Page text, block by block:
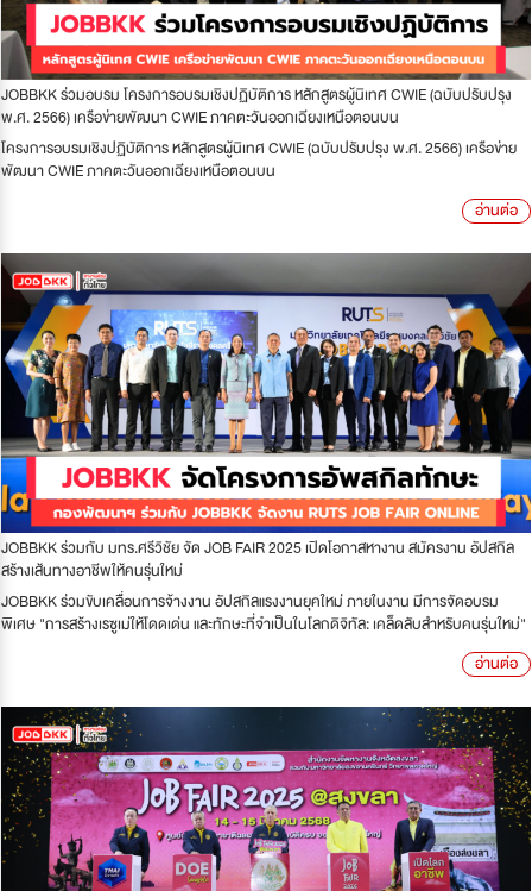
JOBBKK ร่วมอบรม โครงการอบรมเชิงปฏิบัติการ หลักสูตรผู้นิเทศ CWIE (ฉบับปรับปรุง
พ.ศ. 2566) เครือข่ายพัฒนา CWIE ภาคตะวันออกเฉียงเหนือตอนบน
โครงการอบรมเชิงปฏิบัติการ หลักสูตรผู้นิเทศ CWIE (ฉบับปรับปรุง พ.ศ. 2566) เครือข่าย
พัฒนา CWIE ภาคตะวันออกเฉียงเหนือตอนบน
อ่านต่อ
JOBBKK ร่วมกับ มทร.ศรีวิชัย จัด JOB FAIR 2025 เปิดโอกาสหางาน สมัครงาน อัปสกิล
สร้างเส้นทางอาชีพให้คนรุ่นใหม่
JOBBKK ร่วมขับเคลื่อนการจ้างงาน อัปสกิลแรงงานยุคใหม่ ภายในงาน มีการจัดอบรม
พิเศษ "การสร้างเรซูเม่ให้โดดเด่น และทักษะที่จำเป็นในโลกดิจิทัล: เคล็ดลับสำหรับคนรุ่นใหม่"
อ่านต่อ